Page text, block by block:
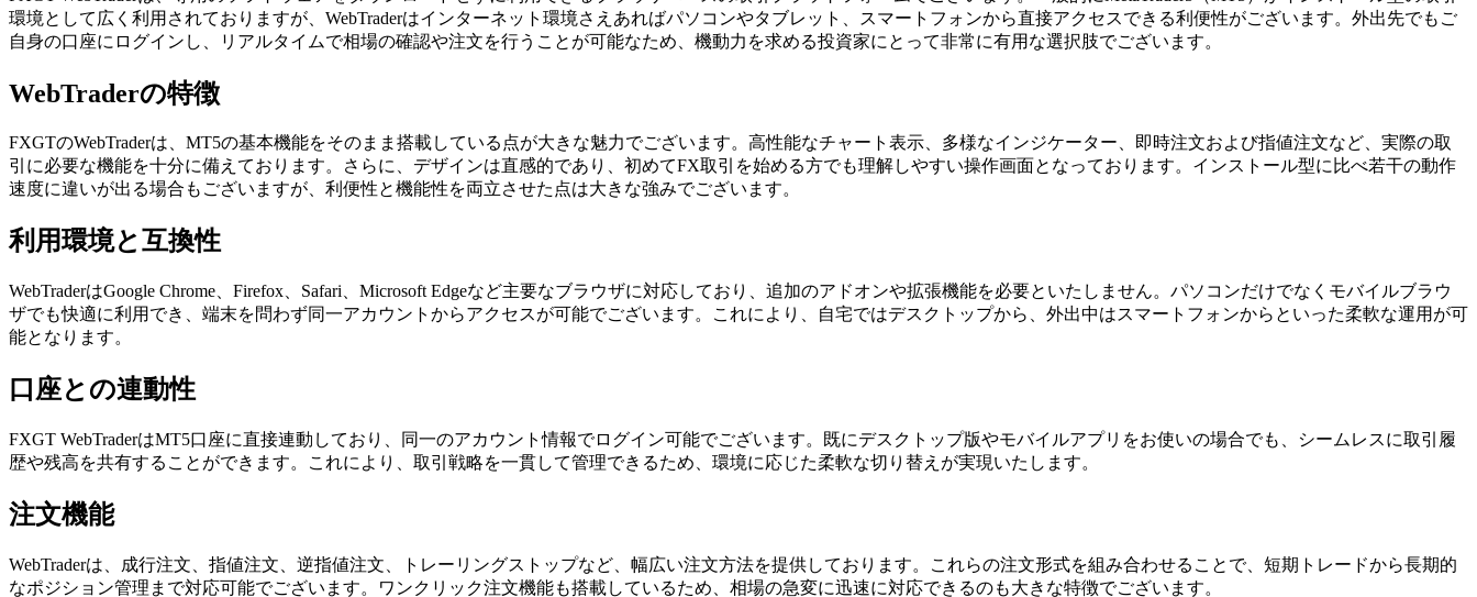
環境として広く利用されておりますが、WebTraderはインターネット環境さえあればパソコンやタブレット、スマートフォンから直接アクセスできる利便性がございます。外出先でもご
自身の口座にログインし、リアルタイムで相場の確認や注文を行うことが可能なため、機動力を求める投資家にとって非常に有用な選択肢でございます。
WebTraderの特徴
FXGTのWebTraderは、MT5の基本機能をそのまま搭載している点が大きな魅力でございます。高性能なチャート表示、多様なインジケーター、即時注文および指値注文など、実際の取
引に必要な機能を十分に備えております。さらに、デザインは直感的であり、初めてFX取引を始める方でも理解しやすい操作画面となっております。インストール型に比べ若干の動作
速度に違いが出る場合もございますが、利便性と機能性を両立させた点は大きな強みでございます。
利用環境と互換性
WebTraderはGoogle Chrome、Firefox、Safari、Microsoft Edgeなど主要なブラウザに対応しており、追加のアドオンや拡張機能を必要といたしません。パソコンだけでなくモバイルブラウ
ザでも快適に利用でき、端末を問わず同一アカウントからアクセスが可能でございます。これにより、自宅ではデスクトップから、外出中はスマートフォンからといった柔軟な運用が可
能となります。
口座との連動性
FXGT WebTraderはMT5口座に直接連動しており、同一のアカウント情報でログイン可能でございます。既にデスクトップ版やモバイルアプリをお使いの場合でも、シームレスに取引履
歴や残高を共有することができます。これにより、取引戦略を一貫して管理できるため、環境に応じた柔軟な切り替えが実現いたします。
注文機能
WebTraderは、成行注文、指値注文、逆指値注文、トレーリングストップなど、幅広い注文方法を提供しております。これらの注文形式を組み合わせることで、短期トレードから長期的
なポジション管理まで対応可能でございます。ワンクリック注文機能も搭載しているため、相場の急変に迅速に対応できるのも大きな特徴でございます。